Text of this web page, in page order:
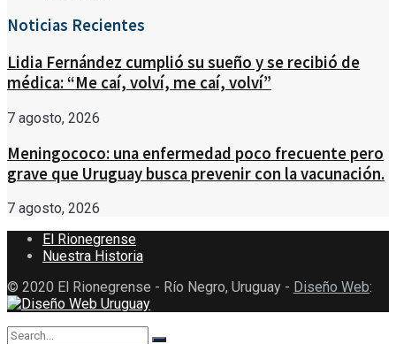
Noticias Recientes
Lidia Fernández cumplió su sueño y se recibió de
médica: “Me caí, volví, me caí, volví”
7 agosto, 2026
Meningococo: una enfermedad poco frecuente pero
grave que Uruguay busca prevenir con la vacunación.
7 agosto, 2026
El Rionegrense
Nuestra Historia
© 2020 El Rionegrense - Río Negro, Uruguay - Diseño Web: